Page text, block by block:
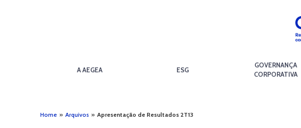
A AEGEA ESG
GOVERNANÇA
CORPORATIVA
Home » Arquivos » Apresentação de Resultados 2T13